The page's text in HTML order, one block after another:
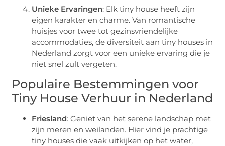
Unieke Ervaringen: Elk tiny house heeft zijn
eigen karakter en charme. Van romantische
huisjes voor twee tot gezinsvriendelijke
accommodaties, de diversiteit aan tiny houses in
Nederland zorgt voor een unieke ervaring die je
niet snel zult vergeten.
Populaire Bestemmingen voor
Tiny House Verhuur in Nederland
Friesland: Geniet van het serene landschap met
zijn meren en weilanden. Hier vind je prachtige
tiny houses die vaak uitkijken op het water,